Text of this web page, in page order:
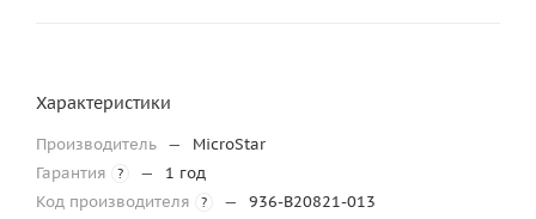
Характеристики
Производитель —
MicroStar
Гарантия
? —
1 год
Код производителя
? —
936-B20821-013